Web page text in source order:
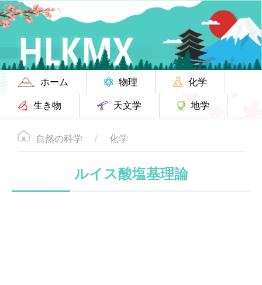
ホーム 物理
化学
生き物
天文学 地学
自然の科学 化学
ルイス酸塩基理論